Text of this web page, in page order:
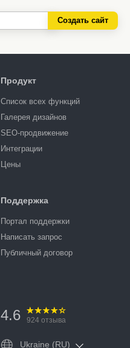
Создать сайт
Продукт
Список всех функций
Галерея дизайнов
SEO-продвижение
Интеграции
Цены
Поддержка
Портал поддержки
Написать запрос
Публичный договор
4.6 924 отзыва
Ukraine (RU)